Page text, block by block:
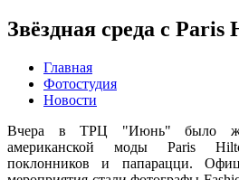
Звёздная среда с Paris
Главная
Фотостудия
Новости
Вчера в ТРЦ "Июнь" было
американской моды Paris
поклонников и папарацци.